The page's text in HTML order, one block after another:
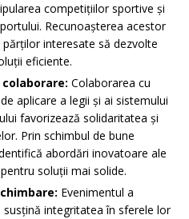
competițiilor sportive și
Recunoașterea acestor
interesate să dezvolte
eficiente.
Colaborarea cu
aplicare a legii și ai sistemului
favorizează solidaritatea și
Prin schimbul de bune
abordări inovatoare ale
soluții mai solide.
Evenimentul a
integritatea în sferele lor